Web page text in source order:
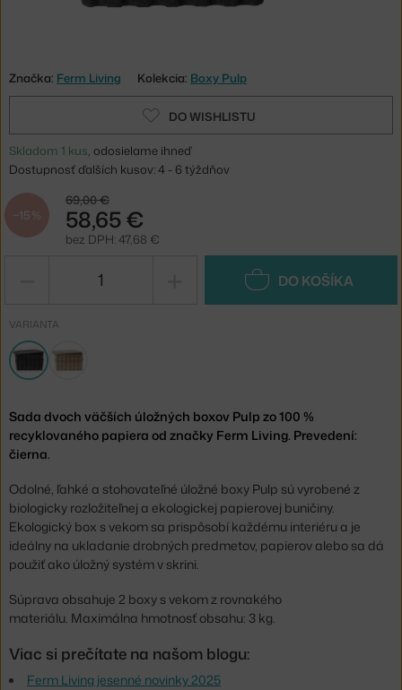
Značka: Ferm Living Kolekcia: Boxy Pulp
DO WISHLISTU
Skladom 1 kus, odosielame ihneď
Dostupnosť ďalších kusov: 4 - 6 týždňov
−15 %
69,00 €
58,65 €
bez DPH: 47,68 €
DO KOŠÍKA
VARIANTA
Sada dvoch väčších úložných boxov Pulp zo 100 %
recyklovaného papiera od značky Ferm Living. Prevedení:
čierna.
Odolné, ľahké a stohovateľné úložné boxy Pulp sú vyrobené z
biologicky rozložiteľnej a ekologickej papierovej buničiny.
Ekologický box s vekom sa prispôsobí každému interiéru a je
ideálny na ukladanie drobných predmetov, papierov alebo sa dá
použiť ako úložný systém v skrini.
Súprava obsahuje 2 boxy s vekom z rovnakého
materiálu. Maximálna hmotnosť obsahu: 3 kg.
Viac si prečítate na našom blogu:
Ferm Living jesenné novinky 2025